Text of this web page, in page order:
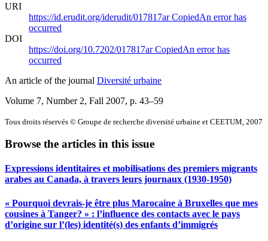
URI
https://id.erudit.org/iderudit/017817arCopiedAn error has
occurred
DOI
https://doi.org/10.7202/017817arCopiedAn error has
occurred
An article of the journal Diversité urbaine
Volume 7, Number 2, Fall 2007, p. 43–59
Tous droits réservés © Groupe de recherche diversité urbaine et CEETUM, 2007
Browse the articles in this issue
Expressions identitaires et mobilisations des premiers migrants
arabes au Canada, à travers leurs journaux (1930-1950)
« Pourquoi devrais-je être plus Marocaine à Bruxelles que mes
cousines à Tanger? » : l’influence des contacts avec le pays
d’origine sur l’(les) identité(s) des enfants d’immigrés